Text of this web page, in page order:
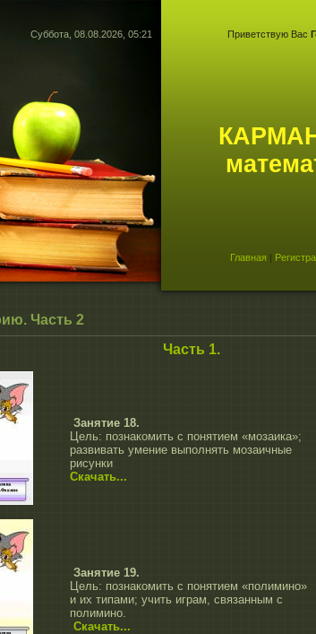
Суббота, 08.08.2026, 05:21 Приветствую Вас
Главная |
Часть 2
2. Часть 1.
Занятие 18.
Цель: познакомить с понятием «мозаика»;
развивать умение выполнять мозаичные
рисунки
Скачать...
Занятие 19.
Цель: познакомить с понятием «полимино»
и их типами; учить играм, связанным с
полимино.
Скачать...